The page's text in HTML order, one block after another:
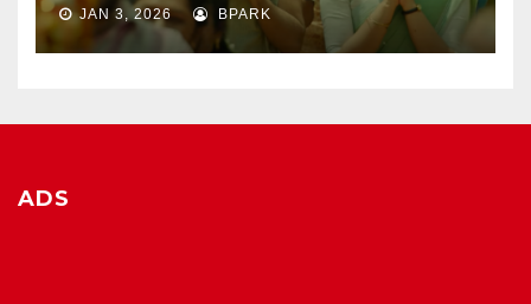
JAN 3, 2026 BPARK
ADS